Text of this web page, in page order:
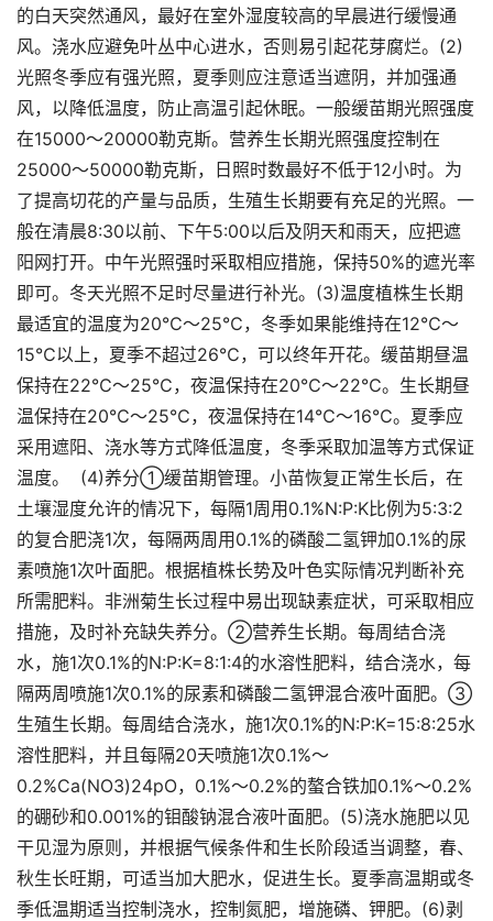
的白天突然通风，最好在室外湿度较高的早晨进行缓慢通
风。浇水应避免叶丛中心进水，否则易引起花芽腐烂。(2)
光照冬季应有强光照，夏季则应注意适当遮阴，并加强通
风，以降低温度，防止高温引起休眠。一般缓苗期光照强度
在15000～20000勒克斯。营养生长期光照强度控制在
25000～50000勒克斯，日照时数最好不低于12小时。为
了提高切花的产量与品质，生殖生长期要有充足的光照。一
般在清晨8:30以前、下午5:00以后及阴天和雨天，应把遮
阳网打开。中午光照强时采取相应措施，保持50%的遮光率
即可。冬天光照不足时尽量进行补光。(3)温度植株生长期
最适宜的温度为20℃～25℃，冬季如果能维持在12℃～
15℃以上，夏季不超过26℃，可以终年开花。缓苗期昼温
保持在22℃～25℃，夜温保持在20℃～22℃。生长期昼
温保持在20℃～25℃，夜温保持在14℃～16℃。夏季应
采用遮阳、浇水等方式降低温度，冬季采取加温等方式保证
温度。 (4)养分①缓苗期管理。小苗恢复正常生长后，在
土壤湿度允许的情况下，每隔1周用0.1%N:P:K比例为5:3:2
的复合肥浇1次，每隔两周用0.1%的磷酸二氢钾加0.1%的尿
素喷施1次叶面肥。根据植株长势及叶色实际情况判断补充
所需肥料。非洲菊生长过程中易出现缺素症状，可采取相应
措施，及时补充缺失养分。②营养生长期。每周结合浇
水，施1次0.1%的N:P:K=8:1:4的水溶性肥料，结合浇水，每
隔两周喷施1次0.1%的尿素和磷酸二氢钾混合液叶面肥。③
生殖生长期。每周结合浇水，施1次0.1%的N:P:K=15:8:25水
溶性肥料，并且每隔20天喷施1次0.1%～
0.2%Ca(NO3)24pO，0.1%～0.2%的螯合铁加0.1%～0.2%
的硼砂和0.001%的钼酸钠混合液叶面肥。(5)浇水施肥以见
干见湿为原则，并根据气候条件和生长阶段适当调整，春、
秋生长旺期，可适当加大肥水，促进生长。夏季高温期或冬
季低温期适当控制浇水，控制氮肥，增施磷、钾肥。(6)剥